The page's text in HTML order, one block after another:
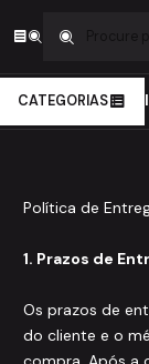
CATEGORIAS
Política de
1. Prazos de
Os prazos de
do cliente e o